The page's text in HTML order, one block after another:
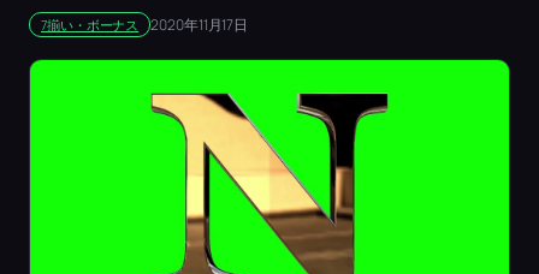
7揃い・ボーナス 2020年11月17日